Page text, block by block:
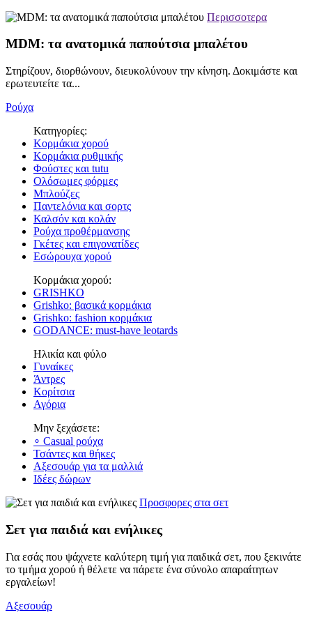
Περισσοτερα
MDM: τα ανατομικά παπούτσια μπαλέτου
Στηρίζουν, διορθώνουν, διευκολύνουν την κίνηση. Δοκιμάστε και
ερωτευτείτε τα...
Ρούχα
Κατηγορίες:
Κορμάκια χορού
Κορμάκια ρυθμικής
Φούστες και tutu
Ολόσωμες φόρμες
Μπλούζες
Παντελόνια και σορτς
Καλσόν και κολάν
Ρούχα προθέρμανσης
Γκέτες και επιγονατίδες
Εσώρουχα χορού
Κορμάκια χορού:
GRISHKO
Grishko: βασικά κορμάκια
Grishko: fashion κορμάκια
GODANCE: must-have leotards
Ηλικία και φύλο
Γυναίκες
Άντρες
Κορίτσια
Αγόρια
Μην ξεχάσετε:
∘ Casual ρούχα
Τσάντες και θήκες
Αξεσουάρ για τα μαλλιά
Ιδέες δώρων
Προσφορες στα σετ
Σετ για παιδιά και ενήλικες
Για εσάς που ψάχνετε καλύτερη τιμή για παιδικά σετ, που ξεκινάτε
το τμήμα χορού ή θέλετε να πάρετε ένα σύνολο απαραίτητων
εργαλείων!
Αξεσουάρ